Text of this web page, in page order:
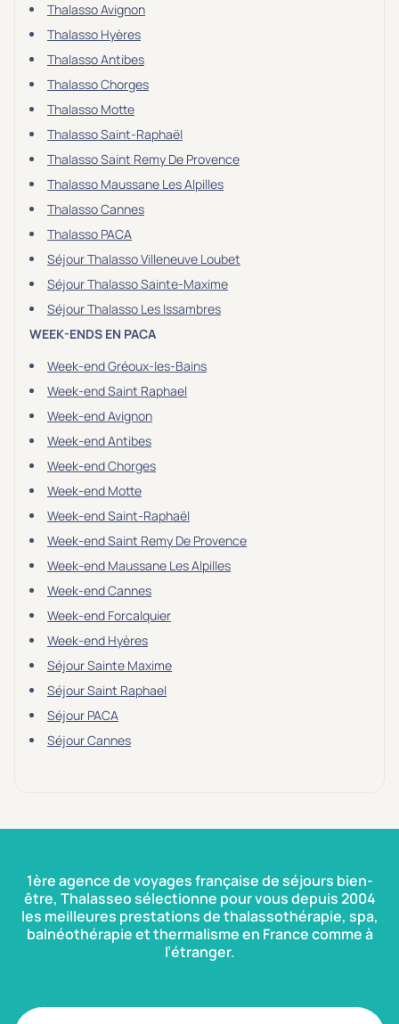
Thalasso Avignon
Thalasso Hyères
Thalasso Antibes
Thalasso Chorges
Thalasso Motte
Thalasso Saint-Raphaël
Thalasso Saint Remy De Provence
Thalasso Maussane Les Alpilles
Thalasso Cannes
Thalasso PACA
Séjour Thalasso Villeneuve Loubet
Séjour Thalasso Sainte-Maxime
Séjour Thalasso Les Issambres
WEEK-ENDS EN PACA
Week-end Gréoux-les-Bains
Week-end Saint Raphael
Week-end Avignon
Week-end Antibes
Week-end Chorges
Week-end Motte
Week-end Saint-Raphaël
Week-end Saint Remy De Provence
Week-end Maussane Les Alpilles
Week-end Cannes
Week-end Forcalquier
Week-end Hyères
Séjour Sainte Maxime
Séjour Saint Raphael
Séjour PACA
Séjour Cannes
1ère agence de voyages française de séjours bien-
être, Thalasseo sélectionne pour vous depuis 2004
les meilleures prestations de thalassothérapie, spa,
balnéothérapie et thermalisme en France comme à
l’étranger.